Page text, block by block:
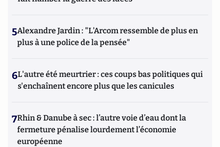
5Alexandre Jardin : "L'Arcom ressemble de plus en
plus à une police de la pensée"
6L'autre été meurtrier : ces coups bas politiques qui
s'enchaînent encore plus que les canicules
7Rhin & Danube à sec : l’autre voie d’eau dont la
fermeture pénalise lourdement l’économie
européenne